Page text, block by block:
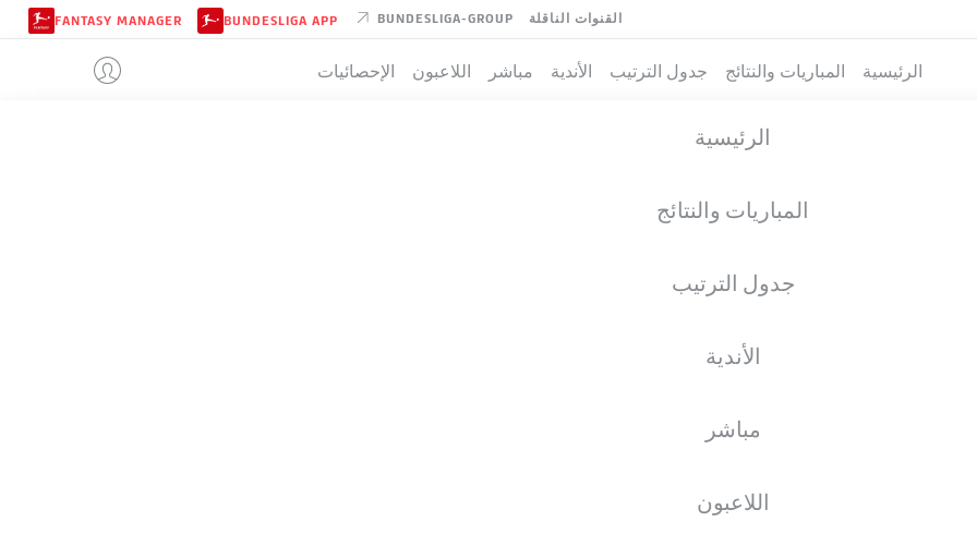
القنوات الناقلة BUNDESLIGA-GROUP
BUNDESLIGA APP
FANTASY MANAGER
الرئيسية المباريات والنتائج جدول الترتيب الأندية مباشر اللاعبون الإحصائيات
الرئيسية
المباريات والنتائج
جدول الترتيب
الأندية
مباشر
اللاعبون
10.04.2003